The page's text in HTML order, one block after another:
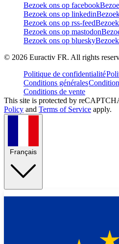
Bezoek ons op facebook
Bezoek ons op linkedin
Bezoek ons op rss-feed
Bezoek ons op mastodon
Bezoek ons op bluesky
© 2026 Euractiv FR. All rights
Politique de confidentialité
Conditions générales
Conditions de vente
This site is protected by
Policy and Terms of Service apply.
Français